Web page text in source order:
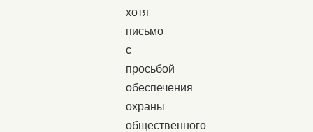
хотя
письмо
с
просьбой
обеспечения
охраны
общественного